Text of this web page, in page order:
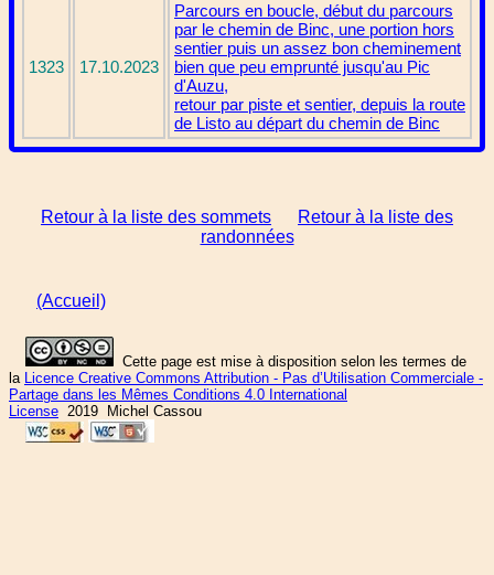
1323 17.10.2023
Parcours en boucle, début du parcours
par le chemin de Binc, une portion hors
sentier puis un assez bon cheminement
bien que peu emprunté jusqu'au Pic
d'Auzu,
retour par piste et sentier, depuis la route
de Listo au départ du chemin de Binc
Retour à la liste des sommets
Retour à la liste des
randonnées
(Accueil)
Cette page est mise à disposition selon les termes de
la Licence Creative Commons Attribution - Pas d’Utilisation Commerciale -
Partage dans les Mêmes Conditions 4.0 International
License 2019 Michel Cassou